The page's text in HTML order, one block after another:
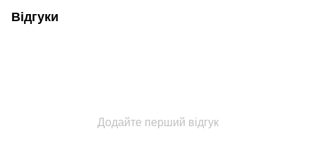
Відгуки
Додайте перший відгук